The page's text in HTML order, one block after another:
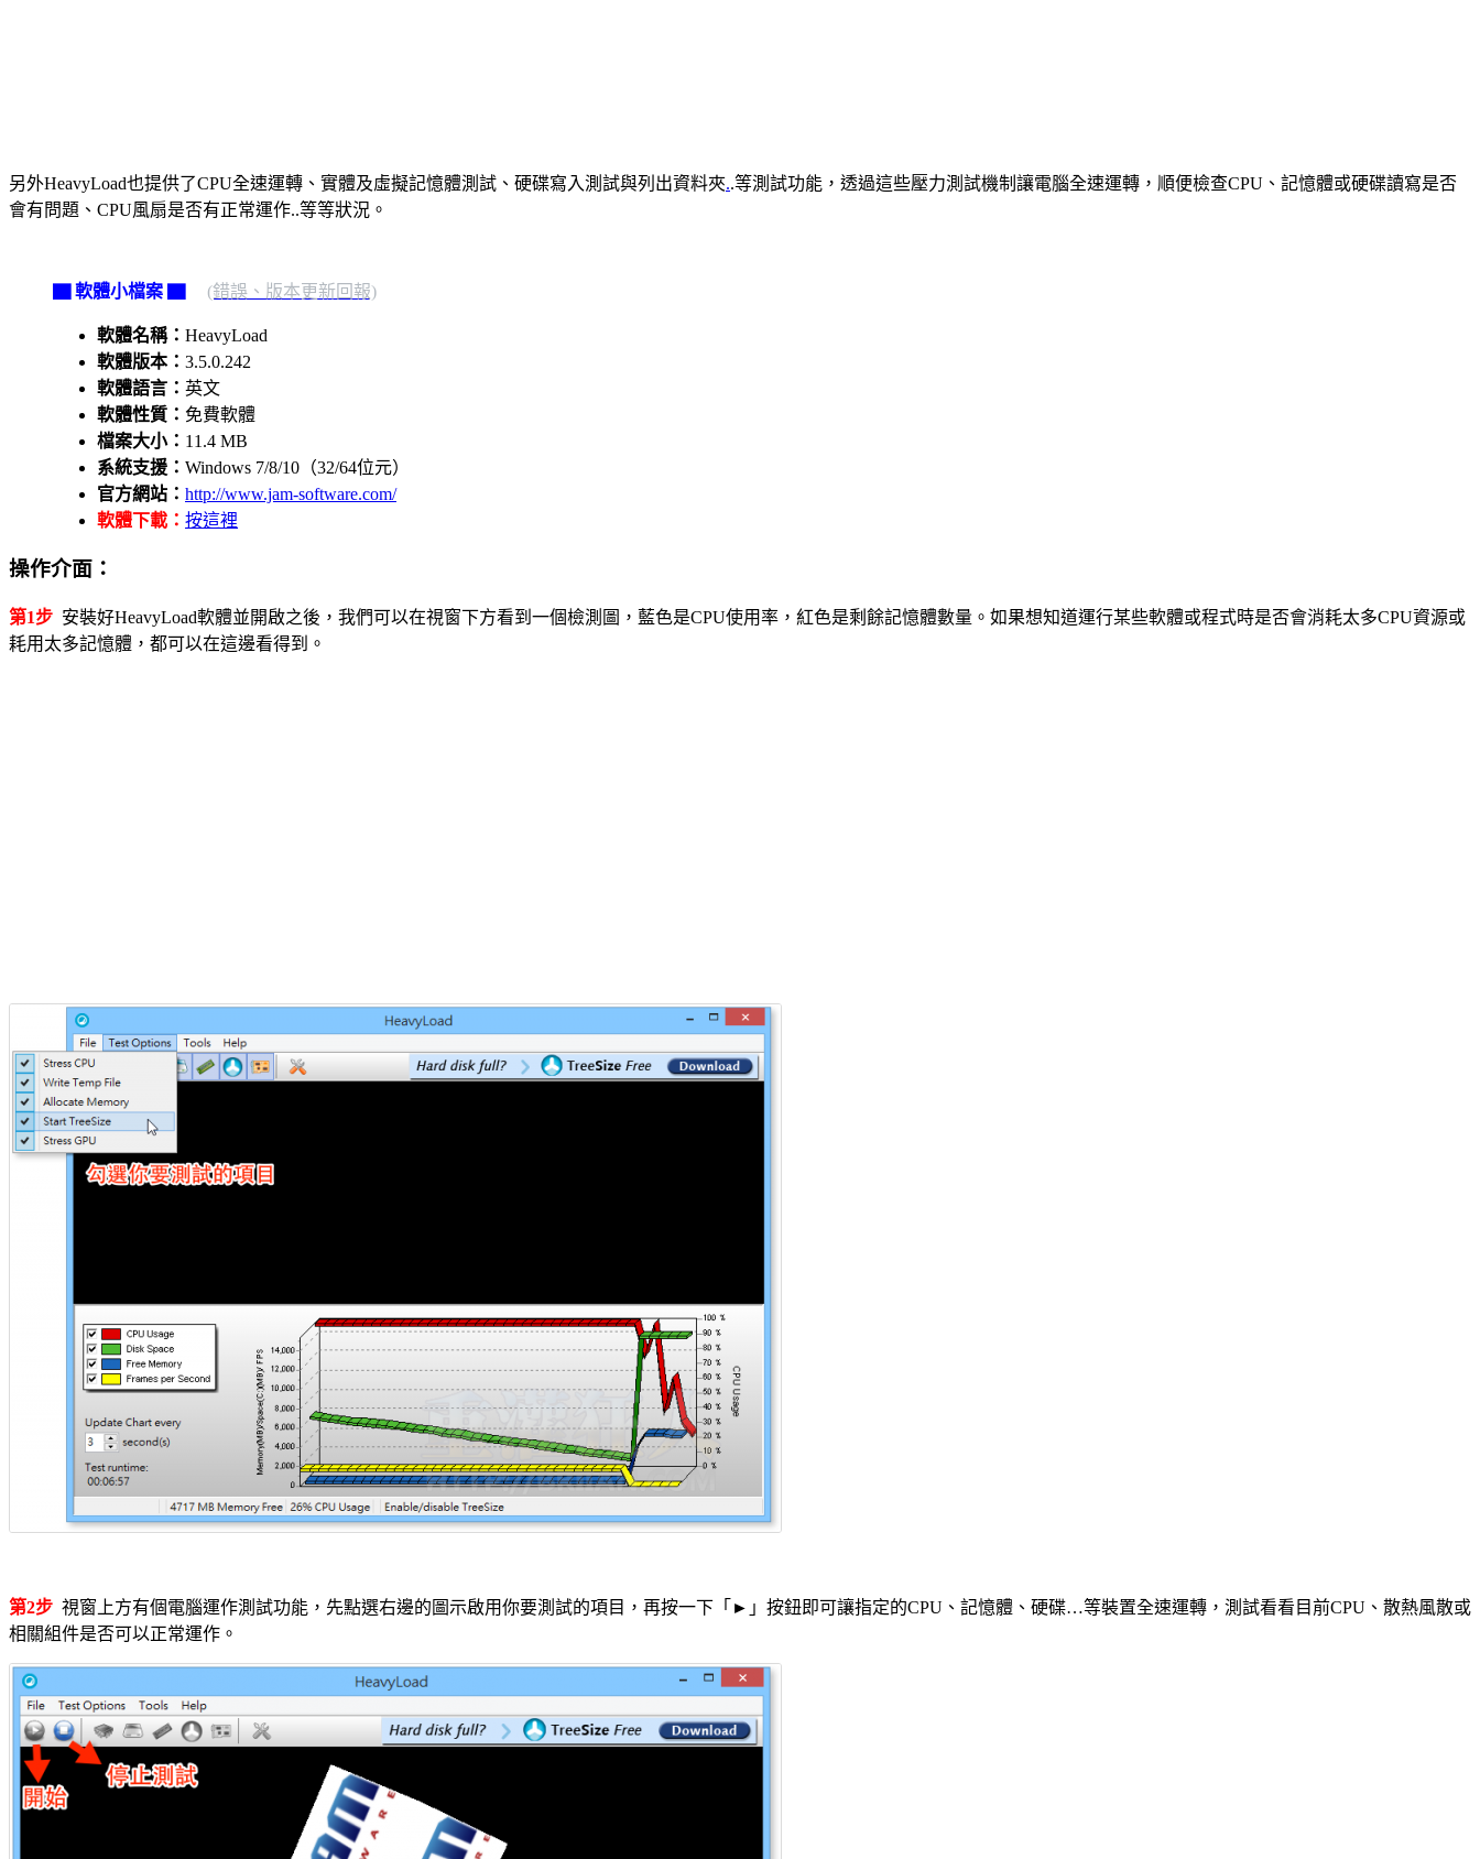
另外HeavyLoad也提供了CPU全速運轉、實體及虛擬記憶體測試、硬碟寫入測試與列出資料夾..等測試功能，透過這些壓力測試機制讓電腦全速運轉，順便檢查CPU、記憶體或硬碟讀寫是否
會有問題、CPU風扇是否有正常運作..等等狀況。
▇ 軟體小檔案 ▇ (錯誤、版本更新回報)
軟體名稱： HeavyLoad
軟體版本： 3.5.0.242
軟體語言： 英文
軟體性質： 免費軟體
檔案大小： 11.4 MB
系統支援： Windows 7/8/10（32/64位元）
官方網站： http://www.jam-software.com/
軟體下載： 按這裡
操作介面：
第1步 安裝好HeavyLoad軟體並開啟之後，我們可以在視窗下方看到一個檢測圖，藍色是CPU使用率，紅色是剩餘記憶體數量。如果想知道運行某些軟體或程式時是否會消耗太多CPU資源或
耗用太多記憶體，都可以在這邊看得到。
第2步 視窗上方有個電腦運作測試功能，先點選右邊的圖示啟用你要測試的項目，再按一下「►」按鈕即可讓指定的CPU、記憶體、硬碟…等裝置全速運轉，測試看看目前CPU、散熱風散或
相關組件是否可以正常運作。